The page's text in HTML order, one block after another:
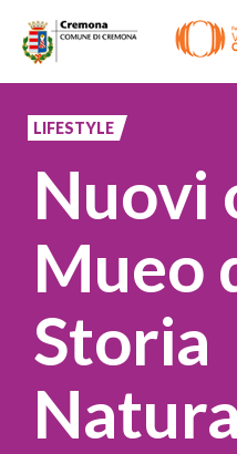
Salta
contenuto
principale
ISCRIVITI
IT
LIFESTYLE
Nuovi
Mueo
Storia